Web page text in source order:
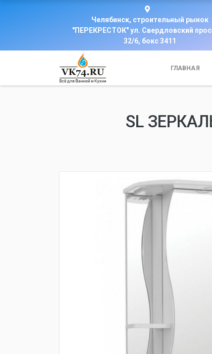
Челябинск, строительный рынок
"ПЕРЕКРЕСТОК" ул. Свердловский
32/6, бокс 3411
ГЛАВНАЯ
SL